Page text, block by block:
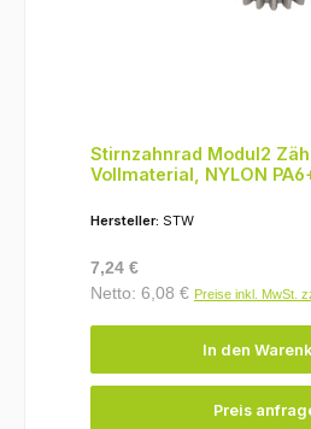
Stirnzahnrad Modul2
Vollmaterial, NYLON
Hersteller: STW
Regulärer Preis:
7,24 €
Netto: 6,08 € Preise inkl. MwSt.
In den
Preis